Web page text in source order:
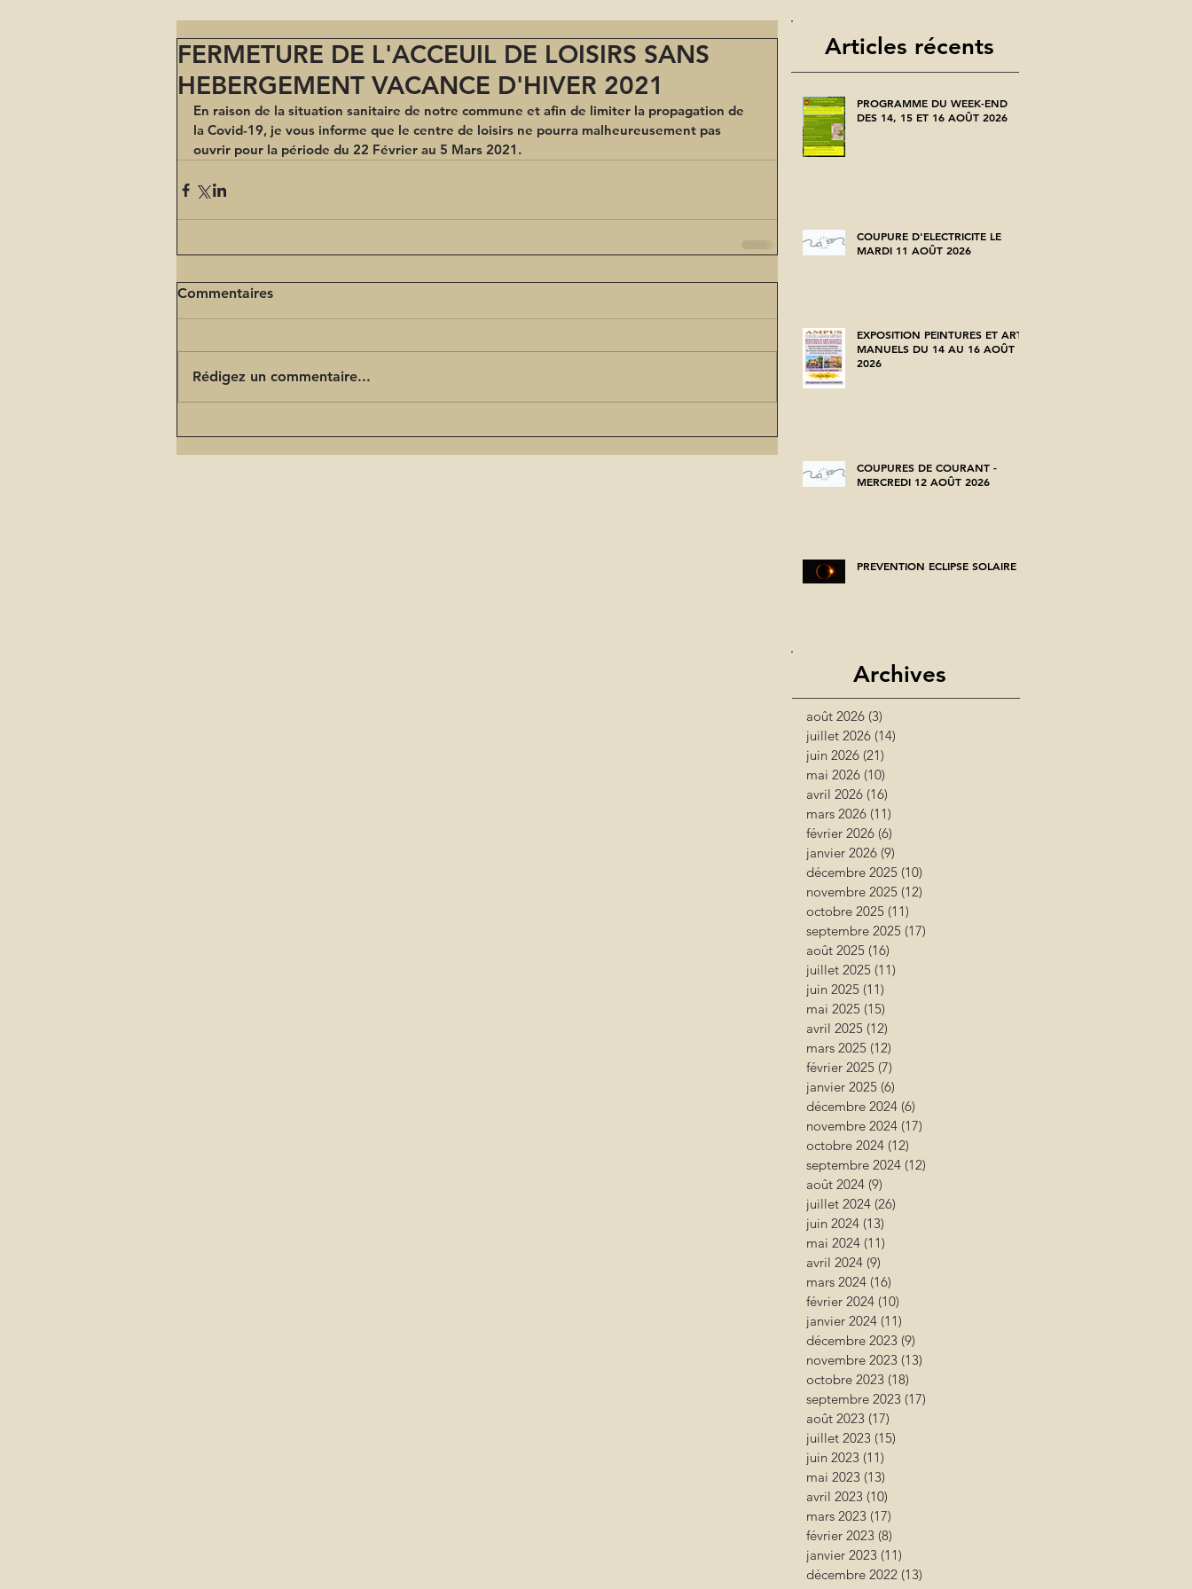
FERMETURE DE L'ACCEUIL DE LOISIRS SANS
HEBERGEMENT VACANCE D'HIVER 2021
En raison de la situation sanitaire de notre commune et afin de limiter la propagation de
la Covid-19, je vous informe que le centre de loisirs ne pourra malheureusement pas
ouvrir pour la période du 22 Février au 5 Mars 2021.
Commentaires
Rédigez un commentaire...
Articles récents
PROGRAMME DU WEEK-END
DES 14, 15 ET 16 AOÛT 2026
COUPURE D'ELECTRICITE LE
MARDI 11 AOÛT 2026
EXPOSITION PEINTURES ET ARTS
MANUELS DU 14 AU 16 AOÛT
2026
COUPURES DE COURANT -
MERCREDI 12 AOÛT 2026
PREVENTION ECLIPSE SOLAIRE
Archives
août 2026 (3)
juillet 2026 (14)
juin 2026 (21)
mai 2026 (10)
avril 2026 (16)
mars 2026 (11)
février 2026 (6)
janvier 2026 (9)
décembre 2025 (10)
novembre 2025 (12)
octobre 2025 (11)
septembre 2025 (17)
août 2025 (16)
juillet 2025 (11)
juin 2025 (11)
mai 2025 (15)
avril 2025 (12)
mars 2025 (12)
février 2025 (7)
janvier 2025 (6)
décembre 2024 (6)
novembre 2024 (17)
octobre 2024 (12)
septembre 2024 (12)
août 2024 (9)
juillet 2024 (26)
juin 2024 (13)
mai 2024 (11)
avril 2024 (9)
mars 2024 (16)
février 2024 (10)
janvier 2024 (11)
décembre 2023 (9)
novembre 2023 (13)
octobre 2023 (18)
septembre 2023 (17)
août 2023 (17)
juillet 2023 (15)
juin 2023 (11)
mai 2023 (13)
avril 2023 (10)
mars 2023 (17)
février 2023 (8)
janvier 2023 (11)
décembre 2022 (13)